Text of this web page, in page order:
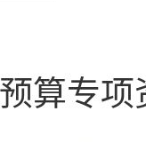
算专项